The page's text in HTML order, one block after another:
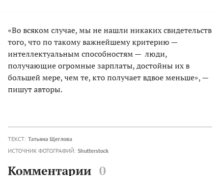
«Во всяком случае, мы не нашли никаких свидетельств
того, что по такому важнейшему критерию —
интеллектуальным способностям — люди,
получающие огромные зарплаты, достойны их в
большей мере, чем те, кто получает вдвое меньше», —
пишут авторы.
ТЕКСТ: Татьяна Щеглова
ИСТОЧНИК ФОТОГРАФИЙ: Shutterstock
Комментарии 0